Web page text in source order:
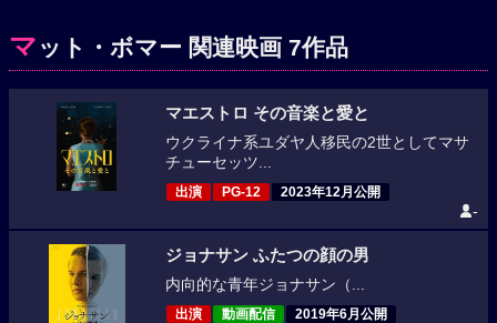
マ ット・ボマー 関連映画 7作品
マエストロ その音楽と愛と
ウクライナ系ユダヤ人移民の2世としてマサ
チューセッツ...
出演 PG-12 2023年12月公開
-
ジョナサン ふたつの顔の男
内向的な青年ジョナサン（...
出演 動画配信 2019年6月公開